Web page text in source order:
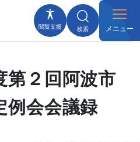
閲覧支援 検索 メニュー
第２回阿波市
例会会議録